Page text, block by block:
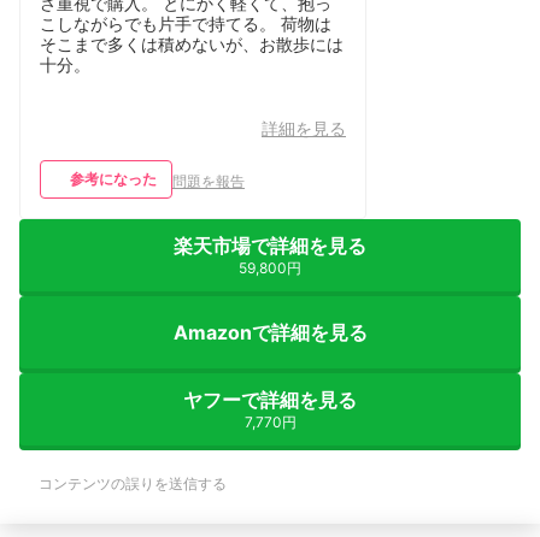
こしながらでも片手で持てる。 荷物は
そこまで多くは積めないが、お散歩には
十分。
詳細を見る
参考になった 問題を報告
楽天市場で詳細を見る
59,800円
Amazonで詳細を見る
ヤフーで詳細を見る
7,770円
コンテンツの誤りを送信する